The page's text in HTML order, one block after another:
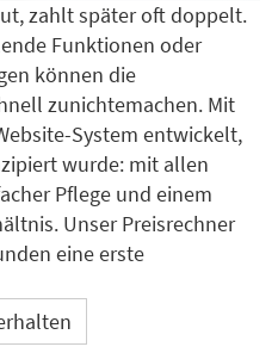
zahlt später oft doppelt.
Funktionen oder
können die
zunichtemachen. Mit
System entwickelt,
wurde: mit allen
Pflege und einem
Unser Preisrechner
eine erste